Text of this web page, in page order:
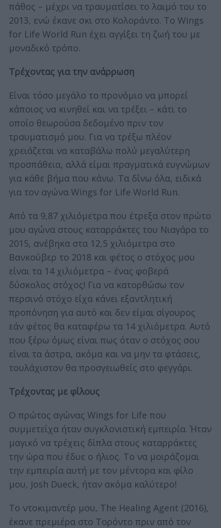
πάθος – μέχρι να τραυματίσει το λαιμό του το
2013, ενώ έκανε σκι στο Κολοράντο. Το Wings
for Life World Run έχει αγγίξει τη ζωή του με
μοναδικό τρόπο.
Τρέχοντας για την ανάρρωση
Είναι τόσο μεγάλο το προνόμιο να μπορεί
κάποιος να κινηθεί και να τρέξει – κάτι το
οποίο θεωρούσα δεδομένο πριν τον
τραυματισμό μου. Για να τρέξω πλέον
χρειάζεται να καταβάλω πολύ μεγαλύτερη
προσπάθεια, αλλά είμαι πραγματικά ευγνώμων
για κάθε βήμα που κάνω. Τα δίνω όλα, ειδικά
για τον αγώνα Wings for Life World Run.
Από τα 9,87 χιλιόμετρα που έτρεξα στον πρώτο
μου αγώνα στους καταρράκτες του Νιαγάρα το
2015, ανέβηκα στα 12,5 χιλιόμετρα στο
Βανκούβερ το 2018 και φέτος ο στόχος μου
είναι τα 14 χιλιόμετρα – ένας φοβερά
δύσκολος στόχος! Για να κατορθώσω τον
περσινό στόχο είχα κάνει εξαντλητική
προπόνηση για αυτό και δεν είμαι σίγουρος
εάν φέτος θα καταφέρω τα 14 χιλιόμετρα. Αυτό
που ξέρω όμως είναι πως όταν ο στόχος σου
είναι τα άστρα, ακόμα και να μην τα φτάσεις,
τουλάχιστον θα προσγειωθείς στο φεγγάρι.
Τρέχοντας με φίλους
Ο πρώτος αγώνας Wings for Life που
συμμετείχα ήταν συγκλονιστική εμπειρία. Ήταν
μαγικό να τρέχεις δίπλα στους καταρράκτες
την ώρα που έδυε ο ήλιος. Το να μοιράζομαι
την εμπειρία αυτή με τον μέντορα και φίλο
μου, Josh Dueck, ήταν ακόμα καλύτερο!
Το ντοκιμαντέρ μου, The Healing Agent (2016),
έκανε πρεμιέρα στο Τορόντο πριν από τον